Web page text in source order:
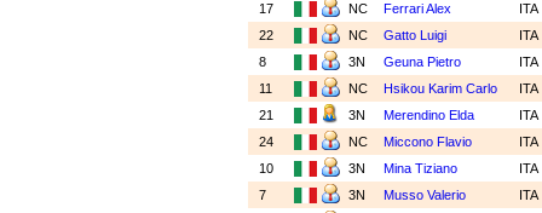
17
NC Ferrari Alex
ITA
22
NC Gatto Luigi
ITA
8
3N Geuna Pietro
ITA
11
NC Hsikou Karim Carlo
ITA
21
3N Merendino Elda
ITA
24
NC Miccono Flavio
ITA
10
3N Mina Tiziano
ITA
7
3N Musso Valerio
ITA